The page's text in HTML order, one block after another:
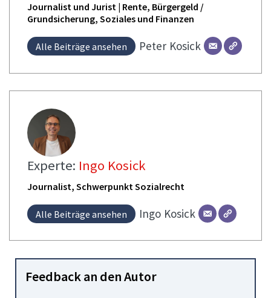
Journalist und Jurist | Rente, Bürgergeld /
Grundsicherung, Soziales und Finanzen
Alle Beiträge ansehen Peter Kosick
Experte: Ingo Kosick
Journalist, Schwerpunkt Sozialrecht
Alle Beiträge ansehen Ingo Kosick
Feedback an den Autor